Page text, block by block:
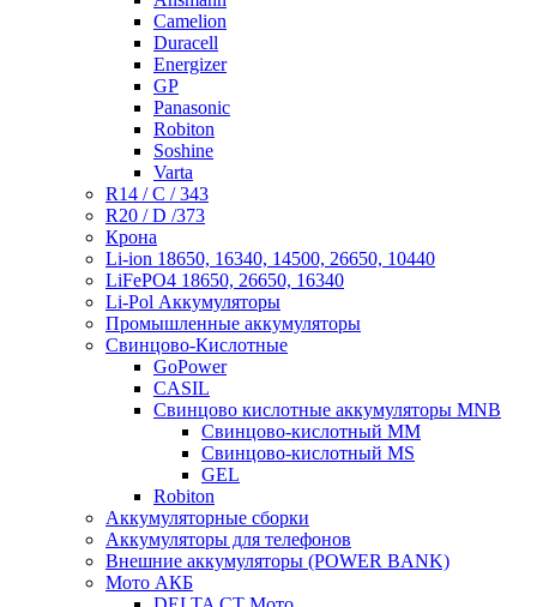
Camelion
Duracell
Energizer
GP
Panasonic
Robiton
Soshine
Varta
R14 / C / 343
R20 / D /373
Крона
Li-ion 18650, 16340, 14500, 26650, 10440
LiFePO4 18650, 26650, 16340
Li-Pol Аккумуляторы
Промышленные аккумуляторы
Свинцово-Кислотные
GoPower
CASIL
Свинцово кислотные аккумуляторы MNB
Cвинцово-кислотный MM
Cвинцово-кислотный MS
GEL
Robiton
Аккумуляторные сборки
Аккумуляторы для телефонов
Внешние аккумуляторы (POWER BANK)
Мото АКБ